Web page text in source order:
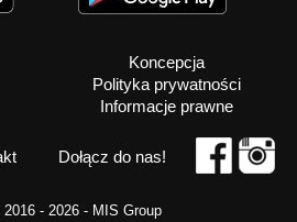
Koncepcja
Polityka prywatności
Informacje prawne
Dołącz do nas!
2016 - 2026 - MIS Group